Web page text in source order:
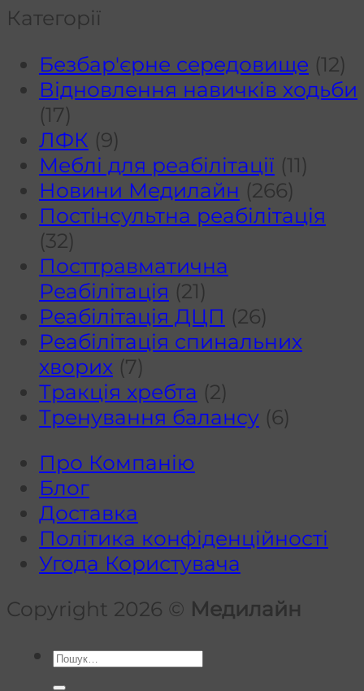
людей
із
рухів
інсульту
і
як
їх
Категорії
Безбар'єрне середовище (12)
Відновлення навичків ходьби
(17)
ЛФК (9)
Меблі для реабілітації (11)
Новини Медилайн (266)
Постінсультна реабілітація
(32)
Посттравматична
Реабілітація (21)
Реабілітація ДЦП (26)
Реабілітація спинальних
хворих (7)
Тракція хребта (2)
Тренування балансу (6)
Про Компанію
Блог
Доставка
Політика конфіденційності
Угода Користувача
Copyright 2026 © Медилайн
Шукати: